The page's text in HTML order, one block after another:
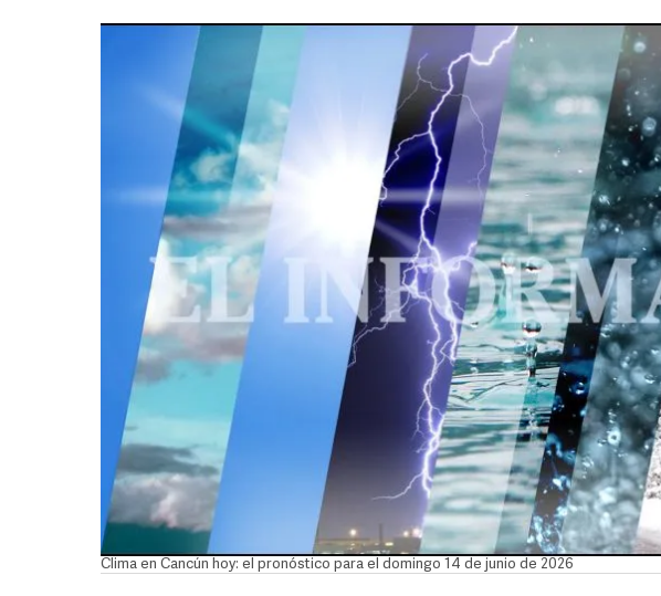
Clima en Cancún hoy: el pronóstico para el domingo 14 de junio de 2026